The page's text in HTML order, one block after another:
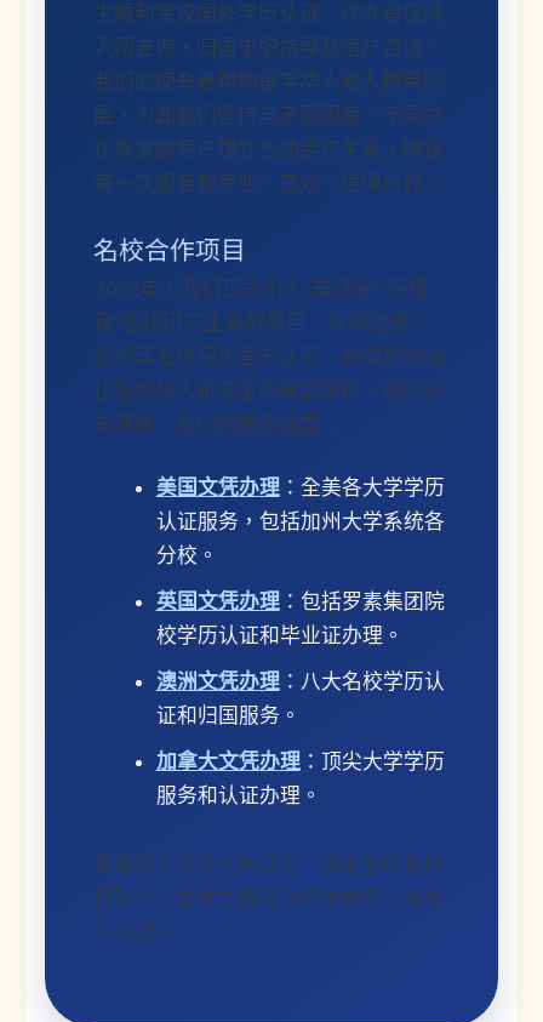
生顺利完成国外学历认证、代办留信网
入网查询、归国求职指导及落户咨询。
我们的使命是帮助留学华人融入精英阶
层，为此我们坚持与不同国家、不同文
化背景的客户建立长期合作关系，确保
每一次服务都专业、高效、值得信赖。
名校合作项目
2012年，我们正式引入“美研保”“英研
保”名校研究生录取项目，获得哈佛、
剑桥等名校招生官方认可，并得到20余
位名校华人研究生的高度评价。经过多
年深耕，我们的服务涵盖：
美国文凭办理：全美各大学学历
认证服务，包括加州大学系统各
分校。
英国文凭办理：包括罗素集团院
校学历认证和毕业证办理。
澳洲文凭办理：八大名校学历认
证和归国服务。
加拿大文凭办理：顶尖大学学历
服务和认证办理。
如果您对海外学历认证、归国手续有任
何疑问，文凭之路将为您提供专业指导
与协助。